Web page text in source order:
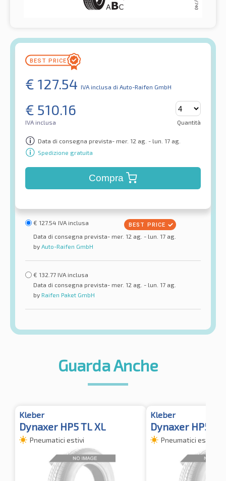
€ 127.54 IVA inclusa di Auto-Raifen GmbH
€ 510.16
IVA inclusa Quantità
Data di consegna prevista- mer. 12 ag. - lun. 17 ag.
Spedizione gratuita
Compra
€ 127.54 IVA inclusa
Data di consegna prevista- mer. 12 ag. - lun. 17 ag.
by Auto-Raifen GmbH
€ 132.77 IVA inclusa
Data di consegna prevista- mer. 12 ag. - lun. 17 ag.
by Raifen Paket GmbH
Guarda Anche
Kleber
Dynaxer HP5 TL XL
Pneumatici estivi
Kleber
Dynaxer HP5
Pneumatici estivi